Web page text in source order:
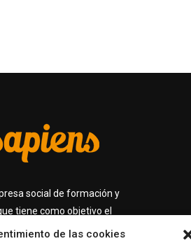
de las cookies
social de formación y
tiene como objetivo el
de proyectos de educación,